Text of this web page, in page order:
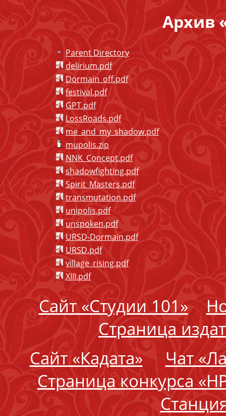
Архив
Parent Directory
delirium.pdf
Dormain_off.pdf
festival.pdf
GPT.pdf
LossRoads.pdf
me_and_my_shadow.pdf
mupolis.zip
NNK_Concept.pdf
shadowfighting.pdf
Spirit_Masters.pdf
transmutation.pdf
unipolis.pdf
unspoken.pdf
URSD-Dormain.pdf
URSD.pdf
village_rising.pdf
XIII.pdf
Сайт «Студии 101»
Страница
Сайт «Кадата»
Чат
Страница конкурса